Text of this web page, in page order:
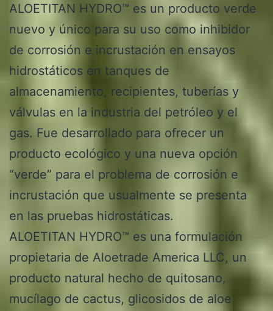
ALOETITAN HYDRO™ es un producto verde
nuevo y único para su uso como inhibidor
de corrosión e incrustación en ensayos
hidrostáticos en tanques de
almacenamiento, recipientes, tuberías y
válvulas en la industria del petróleo y el
gas. Fue desarrollado para ofrecer un
producto ecológico y una nueva opción
“verde” para el problema de corrosión e
incrustación que usualmente se presenta
en las pruebas hidrostáticas.
ALOETITAN HYDRO™ es una formulación
propietaria de Aloetrade America LLC, un
producto natural hecho de quitosano,
mucílago de cactus, glicosidos de aloe